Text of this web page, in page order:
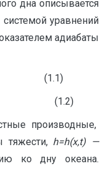
дна описывается
системой уравнений
адиабаты
(1.1)
(1.2)
производные,
h=h(x,t) —
ко дну океана.